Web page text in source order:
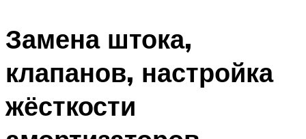
Замена штока,
клапанов, настройка
жёсткости